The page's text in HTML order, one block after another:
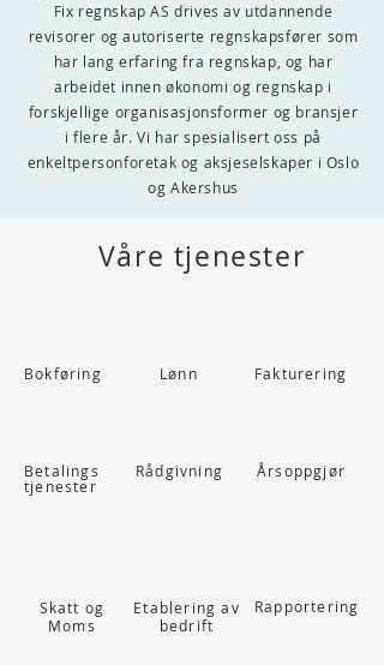
Fix regnskap AS drives av utdannende
revisorer og autoriserte regnskapsfører som
har lang erfaring fra regnskap, og har
arbeidet innen økonomi og regnskap i
forskjellige organisasjonsformer og bransjer
i flere år. Vi har spesialisert oss på
enkeltpersonforetak og aksjeselskaper i Oslo
og Akershus
Våre tjenester
Bokføring
Betalings
tjenester
Lønn Fakturering
Rådgivning Årsoppgjør
Skatt og
Moms
Etablering av
bedrift
Rapportering